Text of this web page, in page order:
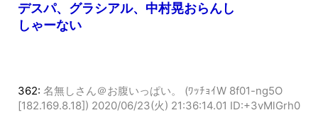
>>357
デスパ、グラシアル、中村晃おらんし
362:名無しさん＠お腹いっぱい。 (ﾜｯﾁｮｲW 8f01-ng5O